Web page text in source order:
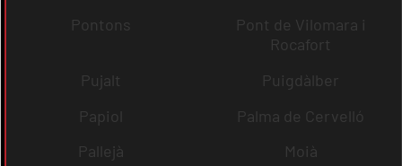
Pontons
Pont de Vilomara i
Rocafort
Pujalt
Puigdàlber
Papiol
Palma de Cervelló
Pallejà
Moià